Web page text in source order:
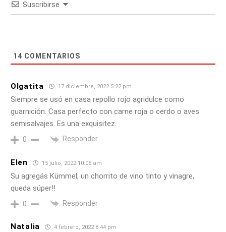
Suscribirse
14 COMENTARIOS
Olgatita 17 diciembre, 2022 5:22 pm
Siempre se usó en casa repollo rojo agridulce como
guarnición. Casa perfecto con carne roja o cerdo o aves
semisalvajes. Es una exquisitez.
0 Responder
Elen 15 julio, 2022 10:06 am
Su agregás Kümmel, un chorrito de vino tinto y vinagre,
queda súper!!
0 Responder
Natalia 4 febrero, 2022 8:44 pm